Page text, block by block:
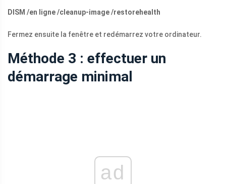
DISM /en ligne /cleanup-image /restorehealth
Fermez ensuite la fenêtre et redémarrez votre ordinateur.
Méthode 3 : effectuer un
démarrage minimal
ad